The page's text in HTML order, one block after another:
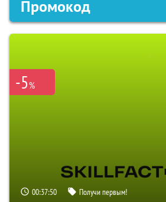
Промокод
-5%
00:37:49 Получи первым!